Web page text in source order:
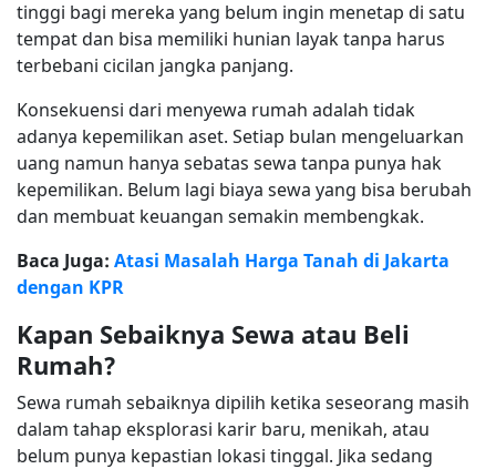
tinggi bagi mereka yang belum ingin menetap di satu
tempat dan bisa memiliki hunian layak tanpa harus
terbebani cicilan jangka panjang.
Konsekuensi dari menyewa rumah adalah tidak
adanya kepemilikan aset. Setiap bulan mengeluarkan
uang namun hanya sebatas sewa tanpa punya hak
kepemilikan. Belum lagi biaya sewa yang bisa berubah
dan membuat keuangan semakin membengkak.
Baca Juga: Atasi Masalah Harga Tanah di Jakarta
dengan KPR
Kapan Sebaiknya Sewa atau Beli
Rumah?
Sewa rumah sebaiknya dipilih ketika seseorang masih
dalam tahap eksplorasi karir baru, menikah, atau
belum punya kepastian lokasi tinggal. Jika sedang